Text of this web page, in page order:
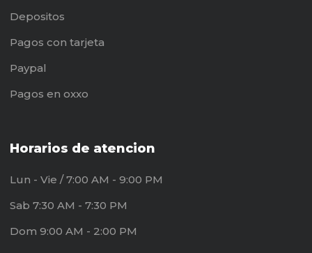
Depositos
Pagos con tarjeta
Paypal
Pagos en oxxo
Horarios de atencion
Lun - Vie / 7:00 AM - 9:00 PM
Sab 7:30 AM - 7:30 PM
Dom 9:00 AM - 2:00 PM